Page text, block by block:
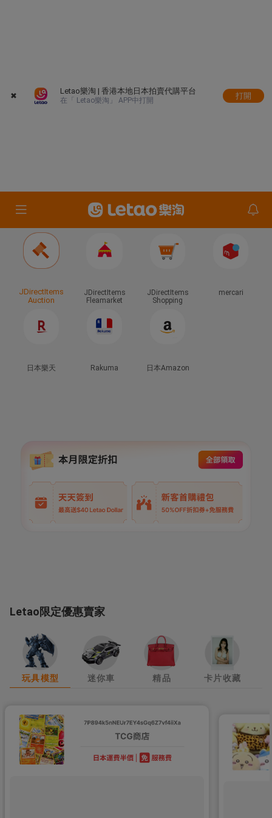
✖
Letao樂淘 | 香港本地日本拍賣代購平台
在「 Letao樂淘」 APP中打開
打開
JDirectItems
Auction
JDirectItems
Fleamarket
JDirectItems
Shopping
mercari
日本樂天 Rakuma 日本Amazon
Letao限定優惠賣家
玩具模型 迷你車 精品 卡片收藏